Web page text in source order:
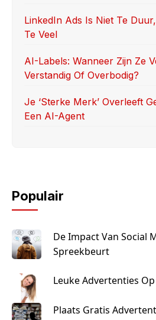
LinkedIn Ads Is Niet Te
Te Veel
AI-Labels: Wanneer Zijn Ze
Verstandig Of Overbodig?
Je ‘sterke Merk’ Overleeft
Een AI-Agent
Populair
De Impact Van Social
Spreekbeurt
Leuke Advertenties
Plaats Gratis